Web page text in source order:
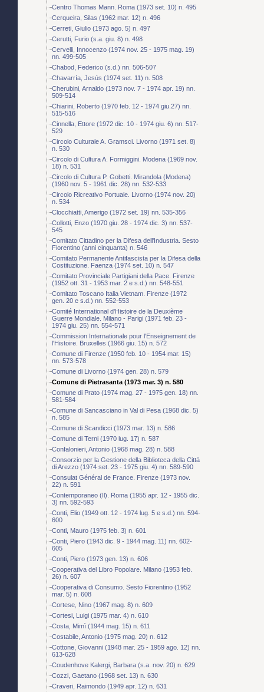
Centro Thomas Mann. Roma (1973 set. 10) n. 495
Cerqueira, Silas (1962 mar. 12) n. 496
Cerreti, Giulio (1973 ago. 5) n. 497
Cerutti, Furio (s.a. giu. 8) n. 498
Cervelli, Innocenzo (1974 nov. 25 - 1975 mag. 19)
nn. 499-505
Chabod, Federico (s.d.) nn. 506-507
Chavarría, Jesús (1974 set. 11) n. 508
Cherubini, Arnaldo (1973 nov. 7 - 1974 apr. 19) nn.
509-514
Chiarini, Roberto (1970 feb. 12 - 1974 giu.27) nn.
515-516
Cinnella, Ettore (1972 dic. 10 - 1974 giu. 6) nn. 517-
529
Circolo Culturale A. Gramsci. Livorno (1971 set. 8)
n. 530
Circolo di Cultura A. Formiggini. Modena (1969 nov.
18) n. 531
Circolo di Cultura P. Gobetti. Mirandola (Modena)
(1960 nov. 5 - 1961 dic. 28) nn. 532-533
Circolo Ricreativo Portuale. Livorno (1974 nov. 20)
n. 534
Clocchiatti, Amerigo (1972 set. 19) nn. 535-356
Collotti, Enzo (1970 giu. 28 - 1974 dic. 3) nn. 537-
545
Comitato Cittadino per la Difesa dell'Industria. Sesto
Fiorentino (anni cinquanta) n. 546
Comitato Permanente Antifascista per la Difesa della
Costituzione. Faenza (1974 set. 10) n. 547
Comitato Provinciale Partigiani della Pace. Firenze
(1952 ott. 31 - 1953 mar. 2 e s.d.) nn. 548-551
Comitato Toscano Italia Vietnam. Firenze (1972
gen. 20 e s.d.) nn. 552-553
Comité International d'Histoire de la Deuxième
Guerre Mondiale. Milano - Parigi (1971 feb. 23 -
1974 giu. 25) nn. 554-571
Commission Internationale pour l'Enseignement de
l'Histoire. Bruxelles (1966 giu. 15) n. 572
Comune di Firenze (1950 feb. 10 - 1954 mar. 15)
nn. 573-578
Comune di Livorno (1974 gen. 28) n. 579
Comune di Pietrasanta (1973 mar. 3) n. 580
Comune di Prato (1974 mag. 27 - 1975 gen. 18) nn.
581-584
Comune di Sancasciano in Val di Pesa (1968 dic. 5)
n. 585
Comune di Scandicci (1973 mar. 13) n. 586
Comune di Terni (1970 lug. 17) n. 587
Confalonieri, Antonio (1968 mag. 28) n. 588
Consorzio per la Gestione della Biblioteca della Città
di Arezzo (1974 set. 23 - 1975 giu. 4) nn. 589-590
Consulat Général de France. Firenze (1973 nov.
22) n. 591
Contemporaneo (Il). Roma (1955 apr. 12 - 1955 dic.
3) nn. 592-593
Conti, Elio (1949 ott. 12 - 1974 lug. 5 e s.d.) nn. 594-
600
Conti, Mauro (1975 feb. 3) n. 601
Conti, Piero (1943 dic. 9 - 1944 mag. 11) nn. 602-
605
Conti, Piero (1973 gen. 13) n. 606
Cooperativa del Libro Popolare. Milano (1953 feb.
26) n. 607
Cooperativa di Consumo. Sesto Fiorentino (1952
mar. 5) n. 608
Cortese, Nino (1967 mag. 8) n. 609
Cortesi, Luigi (1975 mar. 4) n. 610
Costa, Mimì (1944 mag. 15) n. 611
Costabile, Antonio (1975 mag. 20) n. 612
Cottone, Giovanni (1948 mar. 25 - 1959 ago. 12) nn.
613-628
Coudenhove Kalergi, Barbara (s.a. nov. 20) n. 629
Cozzi, Gaetano (1968 set. 13) n. 630
Craveri, Raimondo (1949 apr. 12) n. 631